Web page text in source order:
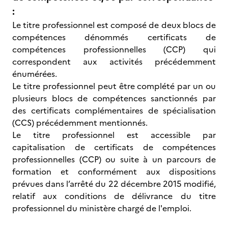
:
Le titre professionnel est composé de deux blocs de
compétences dénommés certificats de
compétences professionnelles (CCP) qui
correspondent aux activités précédemment
énumérées.
Le titre professionnel peut être complété par un ou
plusieurs blocs de compétences sanctionnés par
des certificats complémentaires de spécialisation
(CCS) précédemment mentionnés.
Le titre professionnel est accessible par
capitalisation de certificats de compétences
professionnelles (CCP) ou suite à un parcours de
formation et conformément aux dispositions
prévues dans l’arrêté du 22 décembre 2015 modifié,
relatif aux conditions de délivrance du titre
professionnel du ministère chargé de l'emploi.